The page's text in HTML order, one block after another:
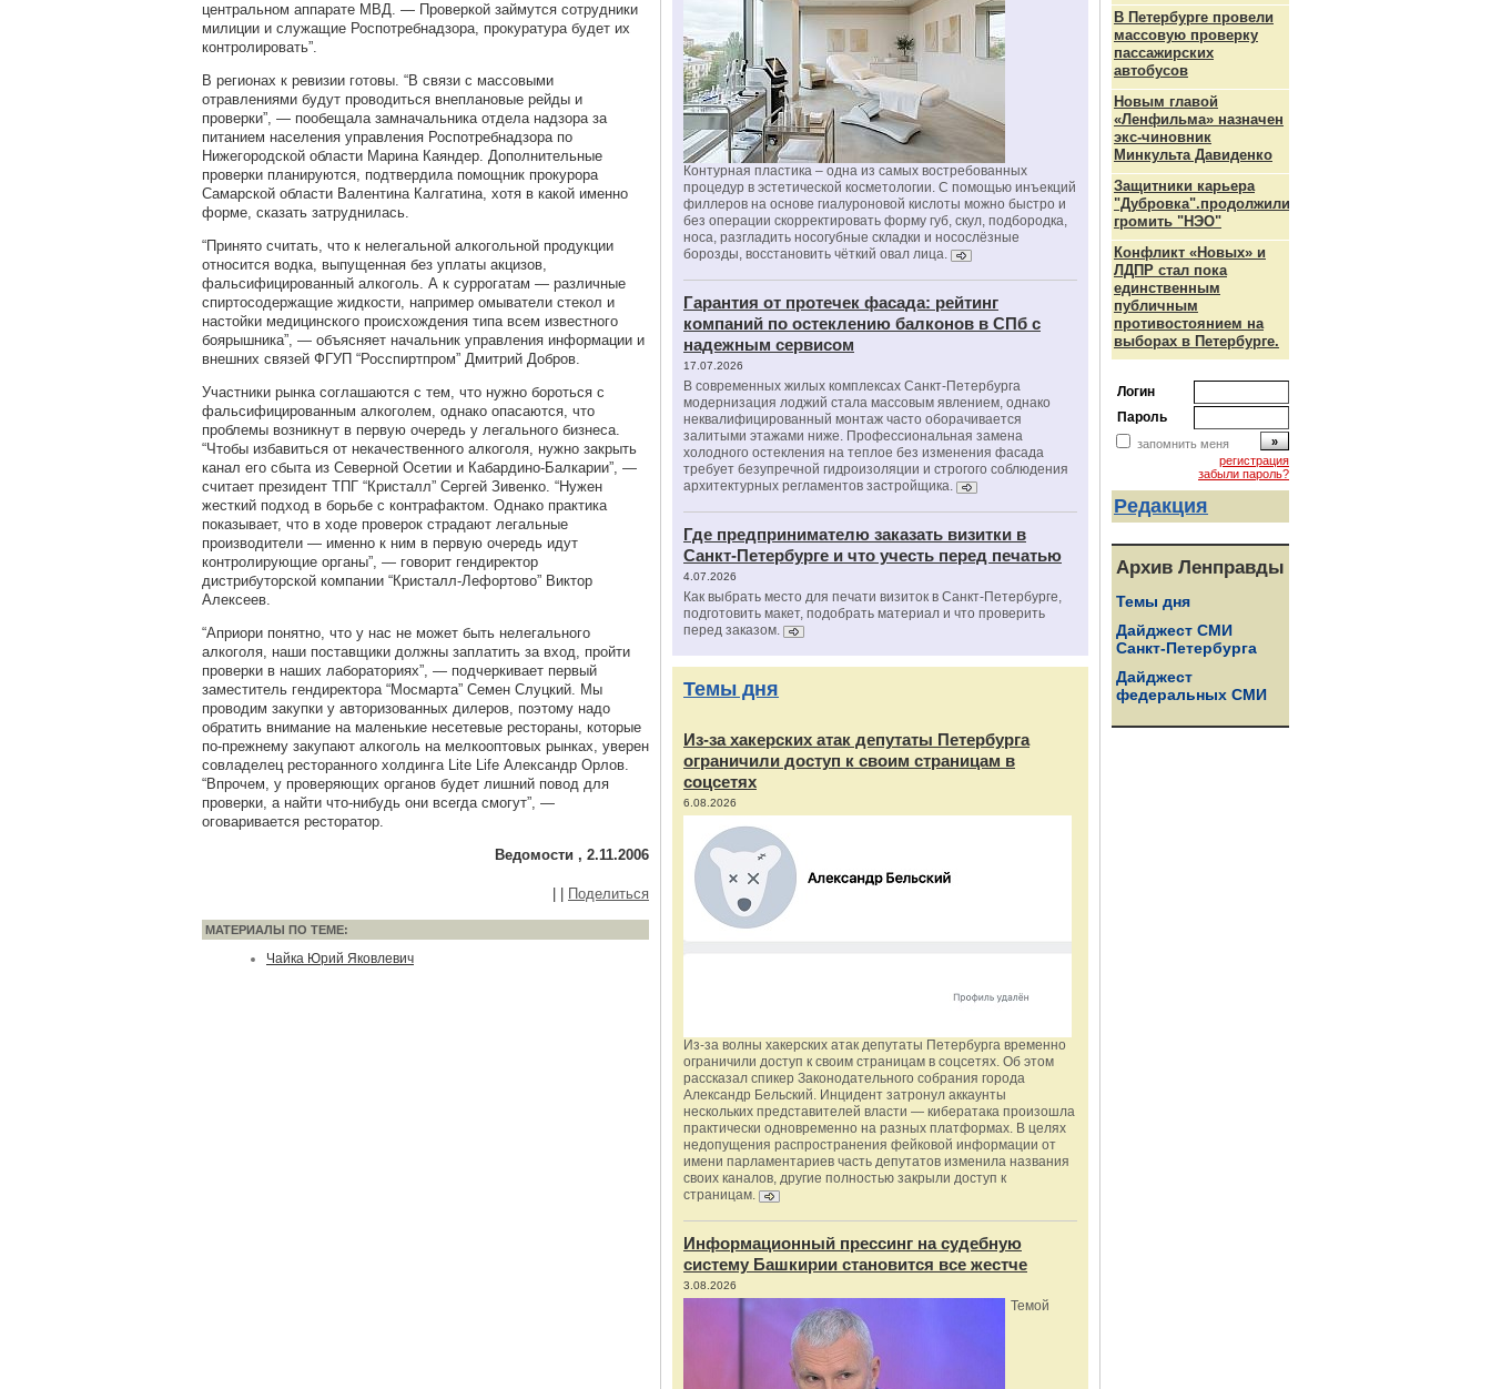
центральном аппарате МВД. — Проверкой займутся сотрудники
милиции и служащие Роспотребнадзора, прокуратура будет их
контролировать”.
В регионах к ревизии готовы. “В связи с массовыми
отравлениями будут проводиться внеплановые рейды и
проверки”, — пообещала замначальника отдела надзора за
питанием населения управления Роспотребнадзора по
Нижегородской области Марина Каяндер. Дополнительные
проверки планируются, подтвердила помощник прокурора
Самарской области Валентина Калгатина, хотя в какой именно
форме, сказать затруднилась.
“Принято считать, что к нелегальной алкогольной продукции
относится водка, выпущенная без уплаты акцизов,
фальсифицированный алкоголь. А к суррогатам — различные
спиртосодержащие жидкости, например омыватели стекол и
настойки медицинского происхождения типа всем известного
боярышника”, — объясняет начальник управления информации и
внешних связей ФГУП “Росспиртпром” Дмитрий Добров.
Участники рынка соглашаются с тем, что нужно бороться с
фальсифицированным алкоголем, однако опасаются, что
проблемы возникнут в первую очередь у легального бизнеса.
“Чтобы избавиться от некачественного алкоголя, нужно закрыть
канал его сбыта из Северной Осетии и Кабардино-Балкарии”, —
считает президент ТПГ “Кристалл” Сергей Зивенко. “Нужен
жесткий подход в борьбе с контрафактом. Однако практика
показывает, что в ходе проверок страдают легальные
производители — именно к ним в первую очередь идут
контролирующие органы”, — говорит гендиректор
дистрибуторской компании “Кристалл-Лефортово” Виктор
Алексеев.
“Априори понятно, что у нас не может быть нелегального
алкоголя, наши поставщики должны заплатить за вход, пройти
проверки в наших лабораториях”, — подчеркивает первый
заместитель гендиректора “Мосмарта” Семен Слуцкий. Мы
проводим закупки у авторизованных дилеров, поэтому надо
обратить внимание на маленькие несетевые рестораны, которые
по-прежнему закупают алкоголь на мелкооптовых рынках, уверен
совладелец ресторанного холдинга Lite Life Александр Орлов.
“Впрочем, у проверяющих органов будет лишний повод для
проверки, а найти что-нибудь они всегда смогут”, —
оговаривается ресторатор.
Ведомости , 2.11.2006
Поделиться
МАТЕРИАЛЫ ПО ТЕМЕ:
Чайка Юрий Яковлевич
Контурная пластика – одна из самых востребованных
процедур в эстетической косметологии. С помощью инъекций
филлеров на основе гиалуроновой кислоты можно быстро и
без операции скорректировать форму губ, скул, подбородка,
носа, разгладить носогубные складки и носослёзные
борозды, восстановить чёткий овал лица.
Гарантия от протечек фасада: рейтинг
компаний по остеклению балконов в СПб с
надежным сервисом
17.07.2026
В современных жилых комплексах Санкт-Петербурга
модернизация лоджий стала массовым явлением, однако
неквалифицированный монтаж часто оборачивается
залитыми этажами ниже. Профессиональная замена
холодного остекления на теплое без изменения фасада
требует безупречной гидроизоляции и строгого соблюдения
архитектурных регламентов застройщика.
Где предпринимателю заказать визитки в
Санкт-Петербурге и что учесть перед печатью
4.07.2026
Как выбрать место для печати визиток в Санкт-Петербурге,
подготовить макет, подобрать материал и что проверить
перед заказом.
Темы дня
Из‑за хакерских атак депутаты Петербурга
ограничили доступ к своим страницам в
соцсетях
6.08.2026
Из‑за волны хакерских атак депутаты Петербурга временно
ограничили доступ к своим страницам в соцсетях. Об этом
рассказал спикер Законодательного собрания города
Александр Бельский. Инцидент затронул аккаунты
нескольких представителей власти — кибератака произошла
практически одновременно на разных платформах. В целях
недопущения распространения фейковой информации от
имени парламентариев часть депутатов изменила названия
своих каналов, другие полностью закрыли доступ к
страницам.
Информационный прессинг на судебную
систему Башкирии становится все жестче
3.08.2026
Темой
В Петербурге провели
массовую проверку
пассажирских
автобусов
Новым главой
«Ленфильма» назначен
экс-чиновник
Минкульта Давиденко
Защитники карьера
"Дубровка".продолжили
громить "НЭО"
Конфликт «Новых» и
ЛДПР стал пока
единственным
публичным
противостоянием на
выборах в Петербурге.
Логин
Пароль
запомнить меня
регистрация
забыли пароль?
Редакция
Архив Ленправды
Темы дня
Дайджест СМИ
Санкт-Петербурга
Дайджест
федеральных СМИ